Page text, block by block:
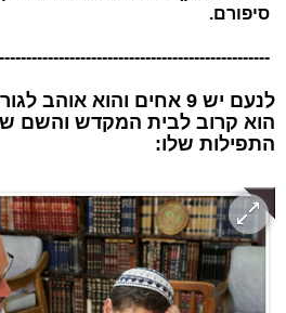
סיפורם.
לנעם יש 9 אחים והוא אוהב
הוא קרוב לבית המקדש והשם
התפילות שלו: